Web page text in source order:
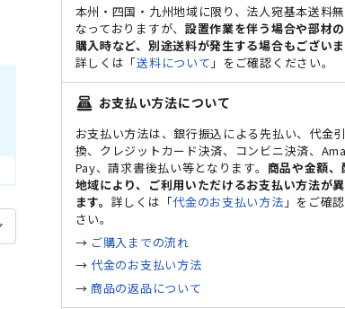
本州・四国・九州地域に限り、法人宛基本送料
なっておりますが、 設置作業を伴う場合や部材
購入時など、別途送料が発生する場合もござい
詳しくは「送料について 」をご確認ください。
point_of_sale お支払い方法について
お支払い方法は、銀行振込による先払い、代金
換、クレジットカード決済、コンビニ決済、
Pay、請求書後払い等となります。 商品や金額、
地域により、ご利用いただけるお支払い方法が
ます。 詳しくは「代金のお支払い方法 」をご確
さい。
→ ご購入までの流れ
→代金のお支払い方法
→ 商品の返品について